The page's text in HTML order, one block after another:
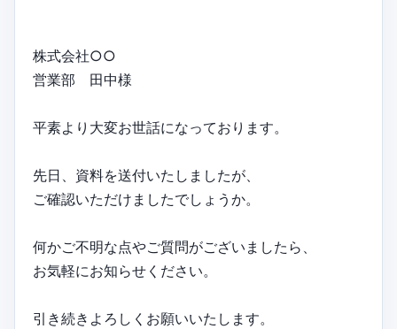
株式会社○○
営業部 田中様
平素より大変お世話になっております。
先日、資料を送付いたしましたが、
ご確認いただけましたでしょうか。
何かご不明な点やご質問がございましたら、
お気軽にお知らせください。
引き続きよろしくお願いいたします。